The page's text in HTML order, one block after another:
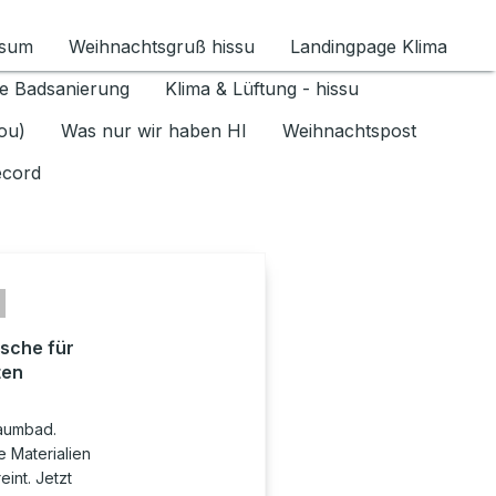
Datenschutz 1.6.2026 umschalten
Weihnachtsgruß hissu
Landingpage Klima
Badsanierung
Klima & Lüftung - hissu
Was nur wir haben HI
Weihnachtspost
für
Materialien
Jetzt